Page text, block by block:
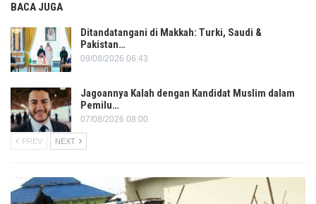
BACA JUGA
Ditandatangani di Makkah: Turki, Saudi &
Pakistan…
09/08/2026 06:43
Jagoannya Kalah dengan Kandidat Muslim dalam
Pemilu…
07/08/2026 08:00
PREV NEXT